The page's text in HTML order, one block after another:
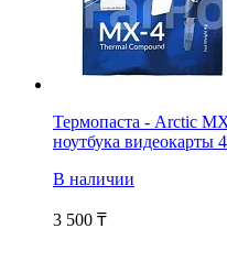
Термопаста - Arctic
ноутбука видеокарты
В наличии
3 500 ₸